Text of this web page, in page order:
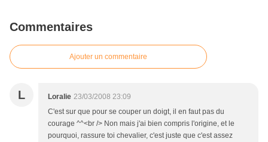
Commentaires
Ajouter un commentaire
L Loralie 23/03/2008 23:09
C'est sur que pour se couper un doigt, il en faut pas du
courage ^^<br /> Non mais j'ai bien compris l'origine, et le
pourquoi, rassure toi chevalier, c'est juste que c'est assez